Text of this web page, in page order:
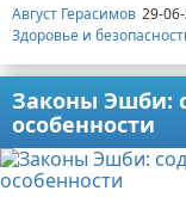
Август Герасимов 29-
Здоровье и
Законы Эшби:
особенности